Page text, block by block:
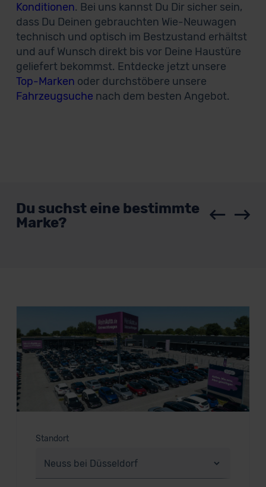
Konditionen. Bei uns kannst Du Dir sicher sein,
dass Du Deinen gebrauchten Wie-Neuwagen
technisch und optisch im Bestzustand erhältst
und auf Wunsch direkt bis vor Deine Haustüre
geliefert bekommst. Entdecke jetzt unsere
Top-Marken oder durchstöbere unsere
Fahrzeugsuche nach dem besten Angebot.
Du suchst eine bestimmte
Marke?
Standort